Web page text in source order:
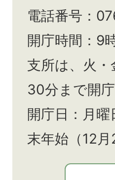
電話番号：
開庁時間：9
支所は、火
30分まで開庁
開庁日：月
末年始（12